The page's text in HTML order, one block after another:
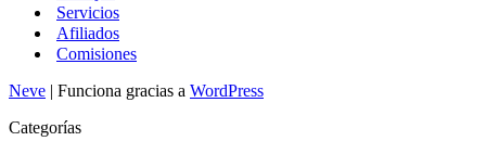
Servicios
Afiliados
Comisiones
Neve | Funciona gracias a WordPress
Categorías